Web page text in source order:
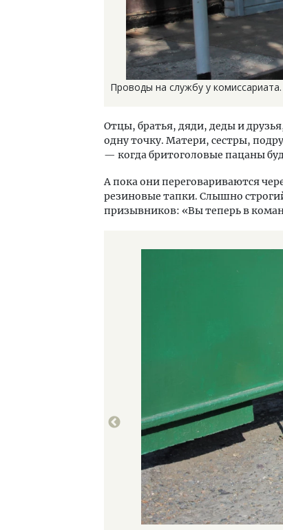
Проводы на службу у
Отцы, братья, дяди, деды и
одну точку. Матери, сестры,
— когда бритоголовые пацаны
А пока они переговариваются
резиновые тапки. Слышно
призывников: «Вы теперь в